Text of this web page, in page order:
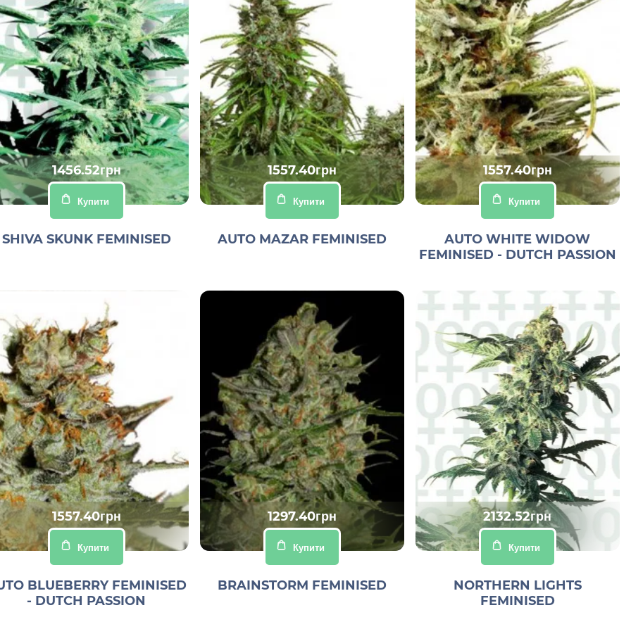
1456.52грн
Купити
SHIVA SKUNK FEMINISED
1557.40грн
Купити
AUTO MAZAR FEMINISED
1557.40грн
Купити
AUTO WHITE WIDOW
FEMINISED - DUTCH PASSION
1557.40грн
Купити
BLUEBERRY FEMINISED
- DUTCH PASSION
1297.40грн
Купити
BRAINSTORM FEMINISED
2132.52грн
Купити
NORTHERN LIGHTS
FEMINISED